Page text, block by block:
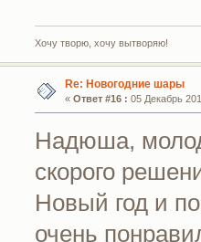
Хочу творю, хочу вытворяю!
Re: Новогодние шары
« Ответ #16 : 05 Декабрь
Надюша,
скорого
Новый год и
очень